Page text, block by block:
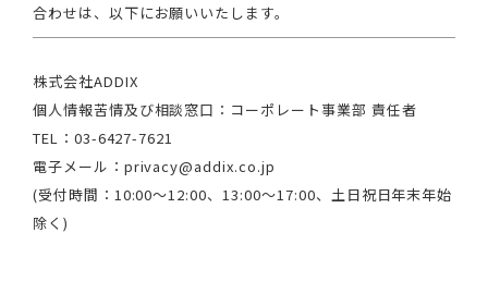
合わせは、以下にお願いいたします。
株式会社ADDIX
個人情報苦情及び相談窓口：コーポレート事業部 責任者
TEL：03-6427-7621
電子メール：privacy@addix.co.jp
(受付時間：10:00～12:00、13:00～17:00、土日祝日年末年始
除く)